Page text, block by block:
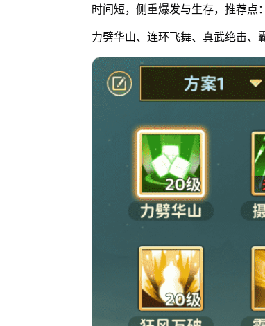
时间短，侧重爆发与生存，推荐点：
力劈华山、连环飞舞、真武绝击、